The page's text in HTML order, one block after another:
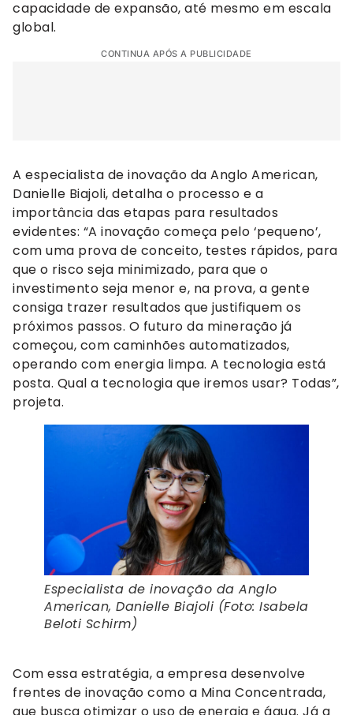
capacidade de expansão, até mesmo em escala
global.
CONTINUA APÓS A PUBLICIDADE
A especialista de inovação da Anglo American,
Danielle Biajoli, detalha o processo e a
importância das etapas para resultados
evidentes: “A inovação começa pelo ‘pequeno’,
com uma prova de conceito, testes rápidos, para
que o risco seja minimizado, para que o
investimento seja menor e, na prova, a gente
consiga trazer resultados que justifiquem os
próximos passos. O futuro da mineração já
começou, com caminhões automatizados,
operando com energia limpa. A tecnologia está
posta. Qual a tecnologia que iremos usar? Todas”,
projeta.
Especialista de inovação da Anglo
American, Danielle Biajoli (Foto: Isabela
Beloti Schirm)
Com essa estratégia, a empresa desenvolve
frentes de inovação como a Mina Concentrada,
que busca otimizar o uso de energia e água. Já a